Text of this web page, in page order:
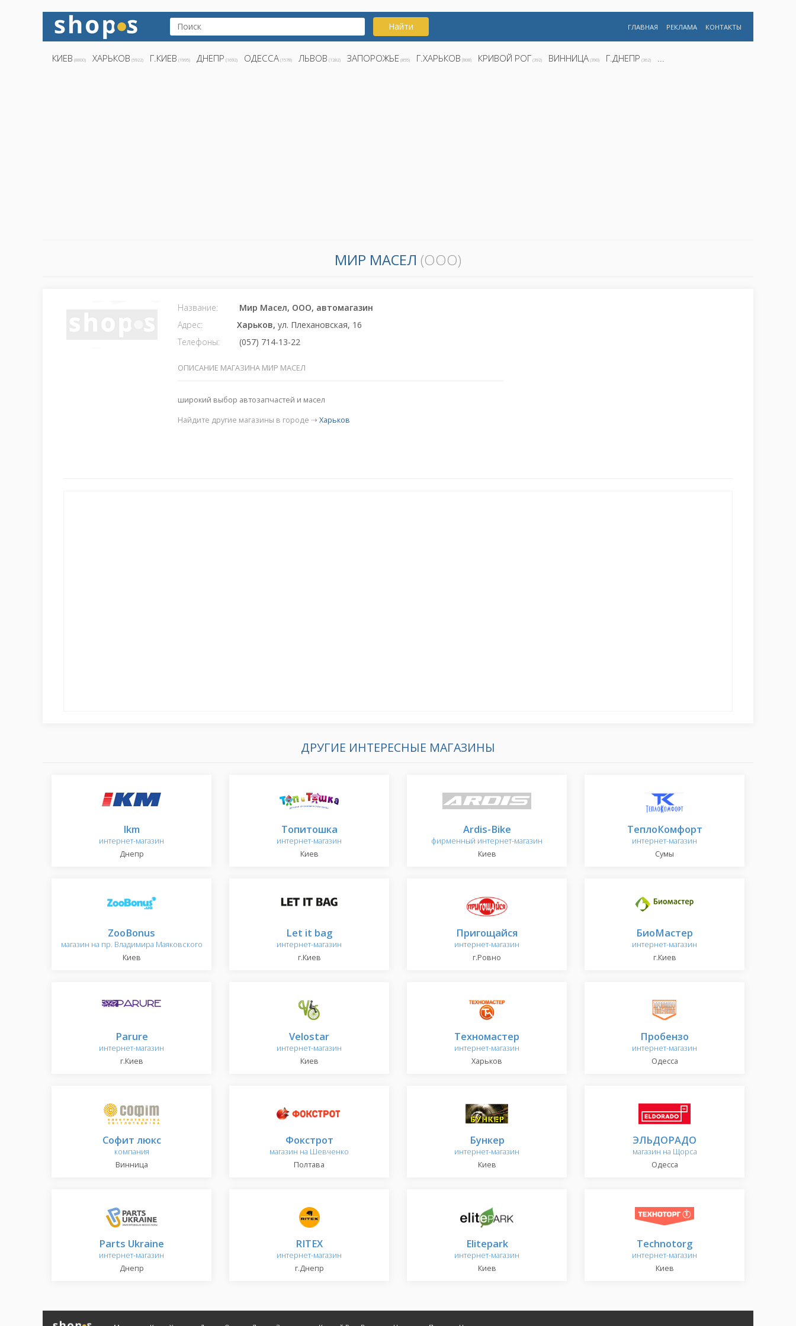
Найти ГЛАВНАЯ РЕКЛАМА КОНТАКТЫ
КИЕВ (8800) ХАРЬКОВ (5922) Г.КИЕВ (1995) ДНЕПР (1692) ОДЕССА (1578) ЛЬВОВ (1282) ЗАПОРОЖЬЕ (855) Г.ХАРЬКОВ (808) КРИВОЙ РОГ (392) ВИННИЦА (390) Г.ДНЕПР (362) ...
МИР МАСЕЛ (ООО)
Название:
Мир Масел, ООО, автомагазин
Адрес:
Харьков,ул. Плехановская, 16
Телефоны:
(057) 714-13-22
ОПИСАНИЕ МАГАЗИНА МИР МАСЕЛ
широкий выбор автозапчастей и масел
Найдите другие магазины в городе ⇢Харьков
ДРУГИЕ ИНТЕРЕСНЫЕ МАГАЗИНЫ
Ikm
интернет-магазин
Днепр
Топитошка
интернет-магазин
Киев
Ardis-Bike
фирменный интернет-магазин
Киев
ТеплоКомфорт
интернет-магазин
Сумы
ZooBonus
магазин на пр. Владимира Маяковского
Киев
Let it bag
интернет-магазин
г.Киев
Пригощайся
интернет-магазин
г.Ровно
БиоМастер
интернет-магазин
г.Киев
Parure
интернет-магазин
г.Киев
Velostar
интернет-магазин
Киев
Техномастер
интернет-магазин
Харьков
Пробензо
интернет-магазин
Одесса
Софит люкс
компания
Винница
Фокстрот
магазин на Шевченко
Полтава
Бункер
интернет-магазин
Киев
ЭЛЬДОРАДО
магазин на Щорса
Одесса
Parts Ukraine
интернет-магазин
Днепр
RITEX
интернет-магазин
г.Днепр
Elitepark
интернет-магазин
Киев
Technotorg
интернет-магазин
Киев